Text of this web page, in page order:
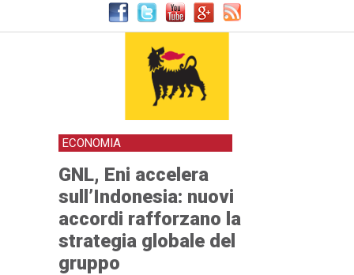
ECONOMIA
GNL, Eni accelera
sull’Indonesia: nuovi
accordi rafforzano la
strategia globale del
gruppo